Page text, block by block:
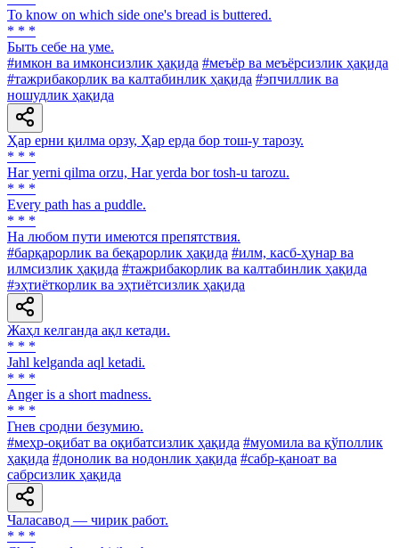
To know on which side one's bread is buttered.
* * *
Быть себе на уме.
#имкон ва имконсизлик ҳақида #меъёр ва меъёрсизлик ҳақида
#тажрибакорлик ва калтабинлик ҳақида #эпчиллик ва
ношудлик ҳақида
Ҳар ерни қилма орзу, Ҳар ерда бор тош-у тарозу.
* * *
Har yerni qilma orzu, Har yerda bor tosh-u tarozu.
* * *
Every path has a puddle.
* * *
Ha любом пути имеются препятствия.
#барқарорлик ва беқарорлик ҳақида #илм, касб-ҳунар ва
илмсизлик ҳақида #тажрибакорлик ва калтабинлик ҳақида
#эҳтиёткорлик ва эҳтиётсизлик ҳақида
Жаҳл келганда ақл кетади.
* * *
Jahl kelganda aql ketadi.
* * *
Anger is a short madness.
* * *
Гнев сродни безумию.
#меҳр-оқибат ва оқибатсизлик ҳақида #муомила ва қўполлик
ҳақида #донолик ва нодонлик ҳақида #сабр-қаноат ва
сабрсизлик ҳақида
Чаласавод — чирик работ.
* * *